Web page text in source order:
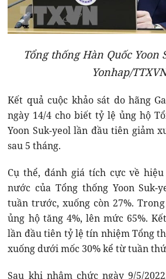
Tổng thống Hàn Quốc Yoon
Yonhap/
Kết quả cuộc khảo sát do hãng
ngày 14/4 cho biết tỷ lệ ủng hộ
Yoon Suk-yeol lần đầu tiên giảm
sau 5 tháng.
Cụ thể, đánh giá tích cực về
nước của Tổng thống Yoon Suk-
tuần trước, xuống còn 27%.
ủng hộ tăng 4%, lên mức 65%.
lần đầu tiên tỷ lệ tín nhiệm Tổng
xuống dưới mốc 30% kể từ tuần
Sau khi nhậm chức ngày 9/5/